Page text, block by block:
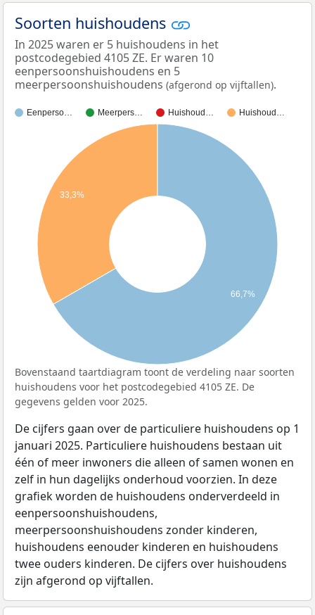
Soorten huishoudens
In 2025 waren er 5 huishoudens in het
postcodegebied 4105 ZE. Er waren 10
eenpersoonshuishoudens en 5
meerpersoonshuishoudens (afgerond op vijftallen).
Eenperso… Meerpers… Huishoud… Huishoud…
33,3%
66,7%
Bovenstaand taartdiagram toont de verdeling naar soorten
huishoudens voor het postcodegebied 4105 ZE. De
gegevens gelden voor 2025.
De cijfers gaan over de particuliere huishoudens op 1
januari 2025. Particuliere huishoudens bestaan uit
één of meer inwoners die alleen of samen wonen en
zelf in hun dagelijks onderhoud voorzien. In deze
grafiek worden de huishoudens onderverdeeld in
eenpersoonshuishoudens,
meerpersoonshuishoudens zonder kinderen,
huishoudens eenouder kinderen en huishoudens
twee ouders kinderen. De cijfers over huishoudens
zijn afgerond op vijftallen.